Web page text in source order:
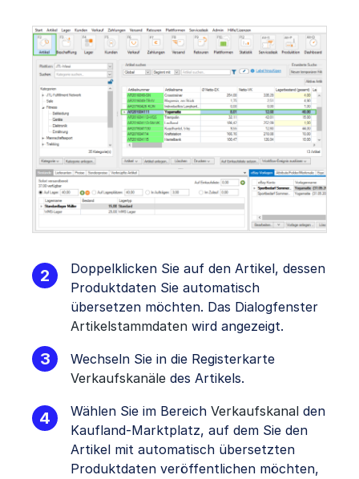
Doppelklicken Sie auf den Artikel, dessen
Produktdaten Sie automatisch
übersetzen möchten. Das Dialogfenster
Artikelstammdaten wird angezeigt.
Wechseln Sie in die Registerkarte
Verkaufskanäle des Artikels.
Wählen Sie im Bereich Verkaufskanal den
Kaufland-Marktplatz, auf dem Sie den
Artikel mit automatisch übersetzten
Produktdaten veröffentlichen möchten,